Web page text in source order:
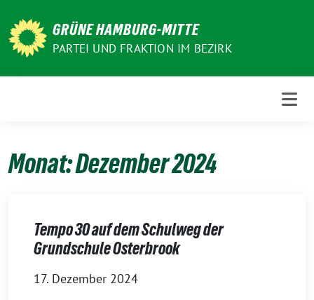
zum
Inhalt
GRÜNE HAMBURG-MITTE
PARTEI UND FRAKTION IM BEZIRK
Monat:Dezember 2024
Tempo 30 auf dem Schulweg der
Grundschule Osterbrook
17. Dezember 2024